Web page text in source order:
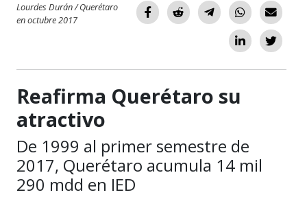
Lourdes Durán / Querétaro
en octubre 2017
Reafirma Querétaro su
atractivo
De 1999 al primer semestre de
2017, Querétaro acumula 14 mil
290 mdd en IED